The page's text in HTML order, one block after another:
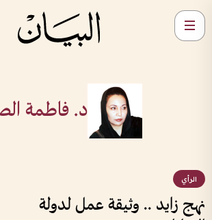
د. فاطمة
الرأي
نهج زايد .. وثيقة عمل لدولة